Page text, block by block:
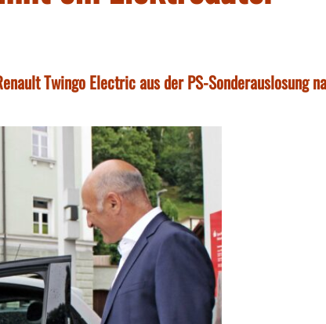
Twingo Electric aus der PS-Sonderauslosung